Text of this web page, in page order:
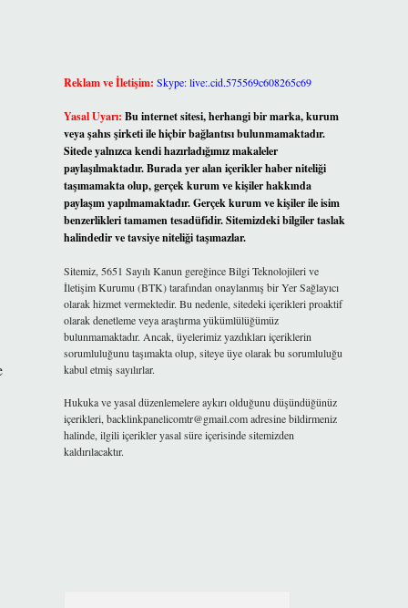
Reklam ve İletişim: Skype: live:.cid.575569c608265c69
Yasal Uyarı: Bu internet sitesi, herhangi bir marka, kurum
veya şahıs şirketi ile hiçbir bağlantısı bulunmamaktadır.
Sitede yalnızca kendi hazırladığımız makaleler
paylaşılmaktadır. Burada yer alan içerikler haber niteliği
taşımamakta olup, gerçek kurum ve kişiler hakkında
paylaşım yapılmamaktadır. Gerçek kurum ve kişiler ile isim
benzerlikleri tamamen tesadüfidir. Sitemizdeki bilgiler taslak
halindedir ve tavsiye niteliği taşımazlar.
Sitemiz, 5651 Sayılı Kanun gereğince Bilgi Teknolojileri ve
İletişim Kurumu (BTK) tarafından onaylanmış bir Yer Sağlayıcı
olarak hizmet vermektedir. Bu nedenle, sitedeki içerikleri proaktif
olarak denetleme veya araştırma yükümlülüğümüz
bulunmamaktadır. Ancak, üyelerimiz yazdıkları içeriklerin
sorumluluğunu taşımakta olup, siteye üye olarak bu sorumluluğu
kabul etmiş sayılırlar.
Hukuka ve yasal düzenlemelere aykırı olduğunu düşündüğünüz
içerikleri, backlinkpanelicomtr@gmail.comadresine bildirmeniz
halinde, ilgili içerikler yasal süre içerisinde sitemizden
kaldırılacaktır.